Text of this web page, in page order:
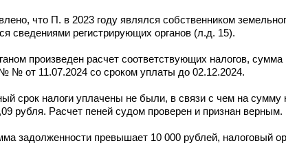
что П. в 2023 году являлся собственником
сведениями регистрирующих органов (л.д. 15).
произведен расчет соответствующих налогов,
№ от 11.07.2024 со сроком уплаты до 02.12.2024.
срок налоги уплачены не были, в связи с чем на
рубля. Расчет пеней судом проверен и признан верным.
задолженности превышает 10 000 рублей, налоговый